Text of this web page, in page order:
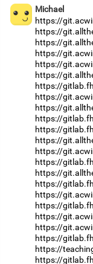
Michael
https://
https://
https://
https://
https://
https://
https://
https://
https://
https://
https://
https://
https://
https://
https://
https://
https://
https://
https://
https://
https://
https://
https://